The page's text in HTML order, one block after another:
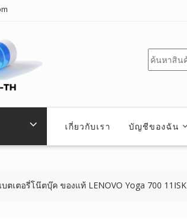
ค้นหา
เกี่ยวกับเรา บัญชีของฉัน
บตเตอรี่โน๊ตบุ๊ค ของแท้ LENOVO Yoga 700 11ISK